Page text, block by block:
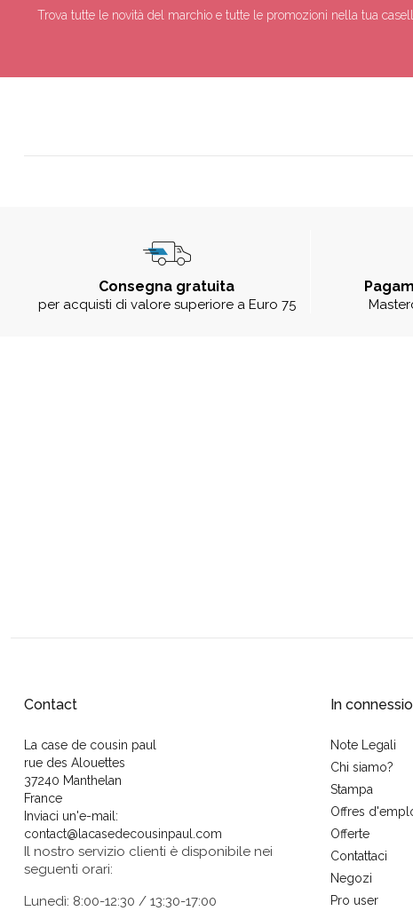
Trova tutte le novità del marchio e tutte le promozioni nella tua
Consegna gratuita
per acquisti di valore superiore a Euro 75
Contact
La case de cousin paul
rue des Alouettes
37240 Manthelan
France
Inviaci un'e-mail:
contact@lacasedecousinpaul.com
Il nostro servizio clienti è disponibile nei
seguenti orari:
Lunedì: 8:00-12:30 / 13:30-17:00
In
Note Legali
Chi siamo?
Stampa
Offres
Offerte
Contattaci
Negozi
Pro user